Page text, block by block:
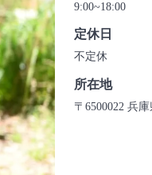
9:00~18:00
定休日
不定休
所在地
〒6500022 兵